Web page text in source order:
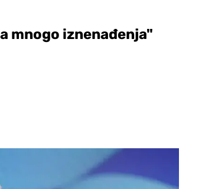
mnogo iznenađenja"